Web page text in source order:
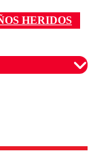
HERIDOS
un